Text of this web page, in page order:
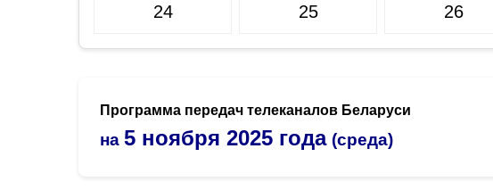
24 25 26
Программа передач телеканалов Беларуси
на 5 ноября 2025 года (среда)